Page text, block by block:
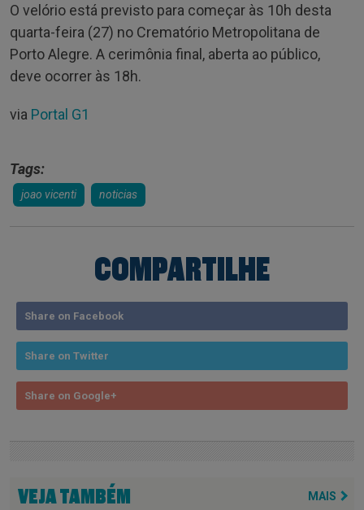
O velório está previsto para começar às 10h desta
quarta-feira (27) no Crematório Metropolitana de
Porto Alegre. A cerimônia final, aberta ao público,
deve ocorrer às 18h.
via Portal G1
Tags:
joao vicenti noticias
COMPARTILHE
Share on Facebook
Share on Twitter
Share on Google+
VEJA TAMBÉM MAIS